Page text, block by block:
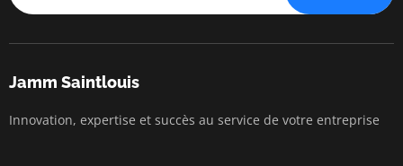
Jamm Saintlouis
Innovation, expertise et succès au service de votre entreprise